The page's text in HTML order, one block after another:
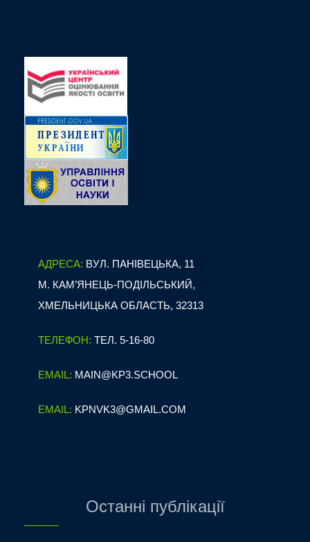
АДРЕСА: ВУЛ. ПАНІВЕЦЬКА, 11
М. КАМ’ЯНЕЦЬ-ПОДІЛЬСЬКИЙ,
ХМЕЛЬНИЦЬКА ОБЛАСТЬ, 32313
ТЕЛЕФОН: ТЕЛ. 5-16-80
EMAIL: MAIN@KP3.SCHOOL
EMAIL: KPNVK3@GMAIL.COM
Останні публікації